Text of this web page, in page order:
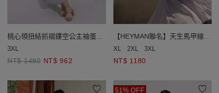
桃心領扭結抓褶鏤空公主袖蛋糕
長洋裝(附胸墊)
3XL
NT$ 1480 NT$ 962
【HEYMAN聯名】天生馬甲線
後綁帶細肩帶長洋裝(附胸墊)
XL 2XL 3XL
NT$ 1180
51% OFF